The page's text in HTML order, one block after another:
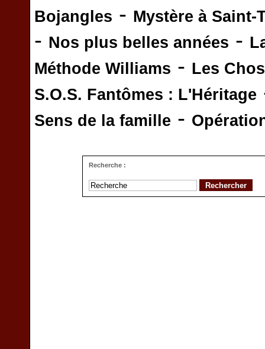
Bojangles - Mystère à Saint-
- Nos plus belles années -
Méthode Williams - Les
S.O.S. Fantômes : L'Héritage
Sens de la famille -
Recherche :